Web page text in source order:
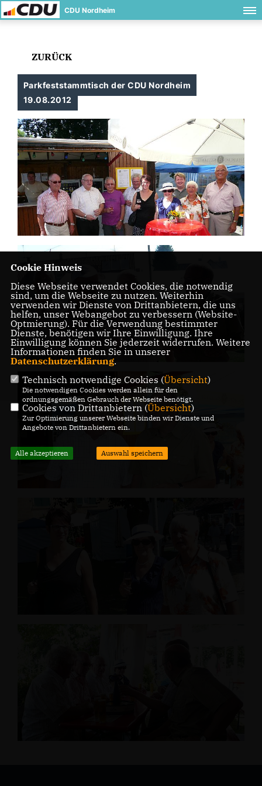
CDU Nordheim
ZURÜCK
Parkfeststammtisch der CDU Nordheim
19.08.2012
Cookie Hinweis
Diese Webseite verwendet Cookies, die notwendig
sind, um die Webseite zu nutzen. Weiterhin
verwenden wir Dienste von Drittanbietern, die uns
helfen, unser Webangebot zu verbessern (Website-
Optmierung). Für die Verwendung bestimmter
Dienste, benötigen wir Ihre Einwilligung. Ihre
Einwilligung können Sie jederzeit widerrufen. Weitere
Informationen finden Sie in unserer
Datenschutzerklärung.
Technisch notwendige Cookies (Übersicht)
Die notwendigen Cookies werden allein für den
ordnungsgemäßen Gebrauch der Webseite benötigt.
Cookies von Drittanbietern (Übersicht)
Zur Optimierung unserer Webseite binden wir Dienste und
Angebote von Drittanbietern ein.
Alle akzeptieren Auswahl speichern